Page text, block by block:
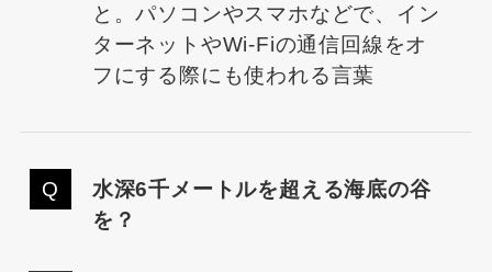
と。パソコンやスマホなどで、イン
ターネットやWi-Fiの通信回線をオ
フにする際にも使われる言葉
水深6千メートルを超える海底の谷
を？